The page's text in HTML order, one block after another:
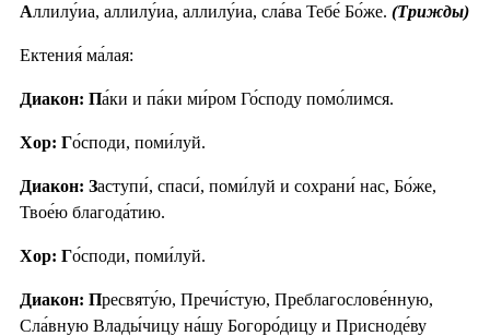
Аллилу́иа, аллилу́иа, аллилу́иа, сла́ва Тебе́ Бо́же. (Трижды)
Ектения́ ма́лая:
Диакон: Па́ки и па́ки ми́ром Го́споду помо́лимся.
Хор: Го́споди, поми́луй.
Диакон: Заступи́, спаси́, поми́луй и сохрани́ нас, Бо́же,
Твое́ю благода́тию.
Хор: Го́споди, поми́луй.
Диакон: Пресвяту́ю, Пречи́стую, Преблагослове́нную,
Сла́вную Влады́чицу на́шу Богоро́дицу и Присноде́ву